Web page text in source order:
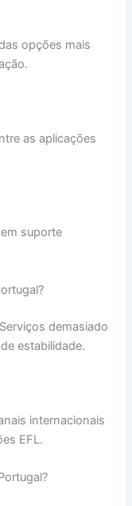
opções mais
as aplicações
suporte
demasiado
estabilidade.
internacionais
EFL.